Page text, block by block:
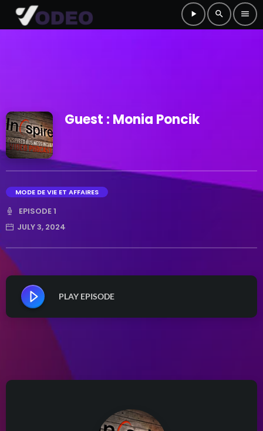
play_arrow search menu
Guest : Monia Poncik
MODE DE VIE ET AFFAIRES
EPISODE 1
JULY 3, 2024
PLAY EPISODE